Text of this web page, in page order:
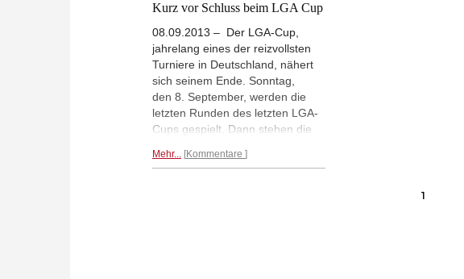
Kurz vor Schluss beim LGA Cup
08.09.2013 – Der LGA-Cup,
jahrelang eines der reizvollsten
Turniere in Deutschland, nähert
sich seinem Ende. Sonntag,
den 8. September, werden die
letzten Runden des letzten LGA-
Cups gespielt. Dann stehen die
Rundenturniere fest. In den
Mehr... Kommentare
1